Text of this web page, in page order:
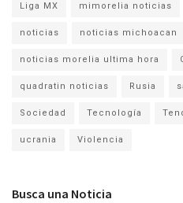
Liga MX mimorelia noticias
noticias noticias michoacan
noticias morelia ultima hora
quadratin noticias Rusia
Sociedad Tecnología
ucrania Violencia
Busca una Noticia